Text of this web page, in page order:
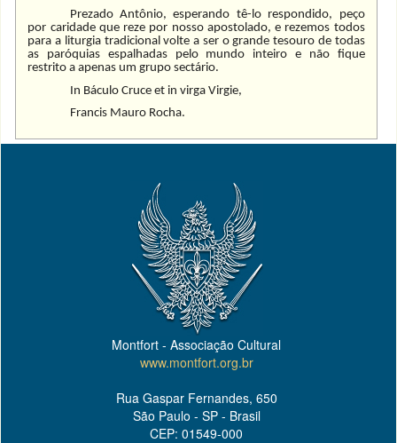
Prezado Antônio, esperando tê-lo respondido, peço
por caridade que reze por nosso apostolado, e rezemos todos
para a liturgia tradicional volte a ser o grande tesouro de todas
as paróquias espalhadas pelo mundo inteiro e não fique
restrito a apenas um grupo sectário.
In Báculo Cruce et in virga Virgie,
Francis Mauro Rocha.
Montfort - Associação Cultural
www.montfort.org.br
Rua Gaspar Fernandes, 650
São Paulo - SP - Brasil
CEP: 01549-000